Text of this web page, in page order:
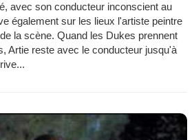
avec son conducteur inconscient au
également sur les lieux l'artiste peintre
la scène. Quand les Dukes prennent
Artie reste avec le conducteur jusqu'à